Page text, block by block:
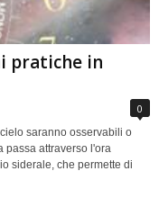
pratiche in
0
saranno osservabili o
passa attraverso l'ora
siderale, che permette di